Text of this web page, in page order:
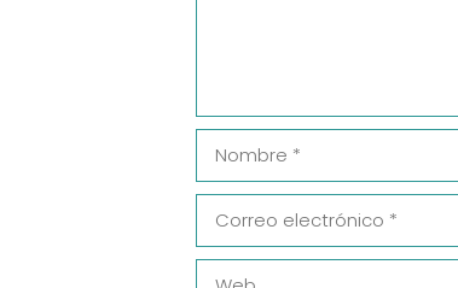
Nombre
Correo
electrónico
Web